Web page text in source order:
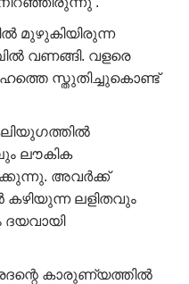
മുഴുകിയിരുന്ന
വണങ്ങി. വളരെ
സ്തുതിച്ചുകൊണ്ട്
ലൗകിക
അവർക്ക്
കഴിയുന്ന ലളിതവും
കാരുണ്യത്തിൽ